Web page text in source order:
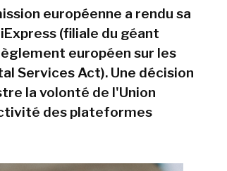
européenne a rendu sa
(filiale du géant
européen sur les
Services Act). Une décision
la volonté de l'Union
des plateformes